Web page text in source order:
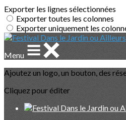
Exporter les lignes sélectionnées
Exporter toutes les colonnes
Exporter uniquement les
Menu
Ajoutez un logo, un bouton, des
Cliquez pour éditer